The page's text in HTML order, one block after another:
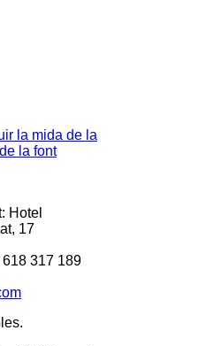
la mida de la
la font
Hotel
17
317 189